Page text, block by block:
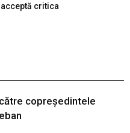
critica
copreședintele